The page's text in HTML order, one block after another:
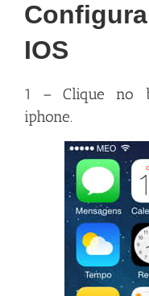
IOS
1 – Clique no
iphone.